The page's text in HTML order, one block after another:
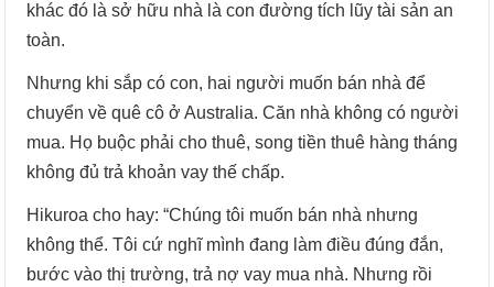
khác đó là sở hữu nhà là con đường tích lũy tài sản an
toàn.
Nhưng khi sắp có con, hai người muốn bán nhà để
chuyển về quê cô ở Australia. Căn nhà không có người
mua. Họ buộc phải cho thuê, song tiền thuê hàng tháng
không đủ trả khoản vay thế chấp.
Hikuroa cho hay: “Chúng tôi muốn bán nhà nhưng
không thể. Tôi cứ nghĩ mình đang làm điều đúng đắn,
bước vào thị trường, trả nợ vay mua nhà. Nhưng rồi